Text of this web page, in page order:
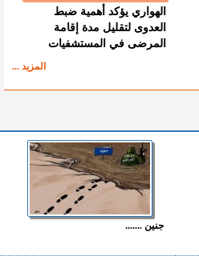
الهواري يؤكد أهمية ضبط
العدوى لتقليل مدة إقامة
المرضى في المستشفيات
المزيد ...
جنين .......